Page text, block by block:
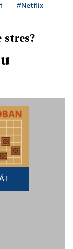
#Netflix
stres?